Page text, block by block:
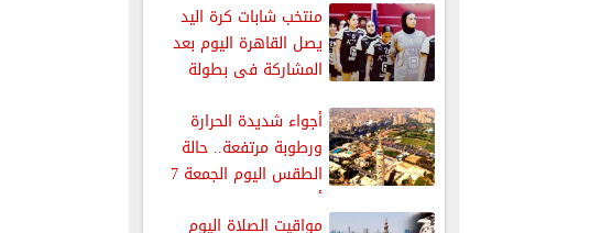
منتخب شابات كرة اليد
يصل القاهرة اليوم بعد
المشاركة فى بطولة
أجواء شديدة الحرارة
ورطوبة مرتفعة.. حالة
الطقس اليوم الجمعة 7
أغسطس 2026
مواقيت الصلاة اليوم